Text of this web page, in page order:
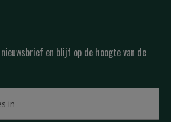
en blijf op de hoogte van de